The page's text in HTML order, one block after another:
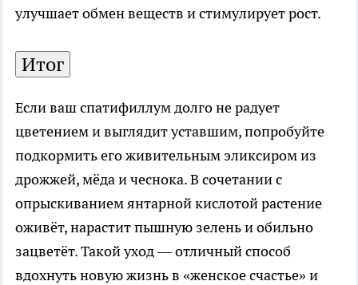
улучшает обмен веществ и стимулирует рост.
Итог
Если ваш спатифиллум долго не радует
цветением и выглядит уставшим, попробуйте
подкормить его живительным эликсиром из
дрожжей, мёда и чеснока. В сочетании с
опрыскиванием янтарной кислотой растение
оживёт, нарастит пышную зелень и обильно
зацветёт. Такой уход — отличный способ
вдохнуть новую жизнь в «женское счастье» и